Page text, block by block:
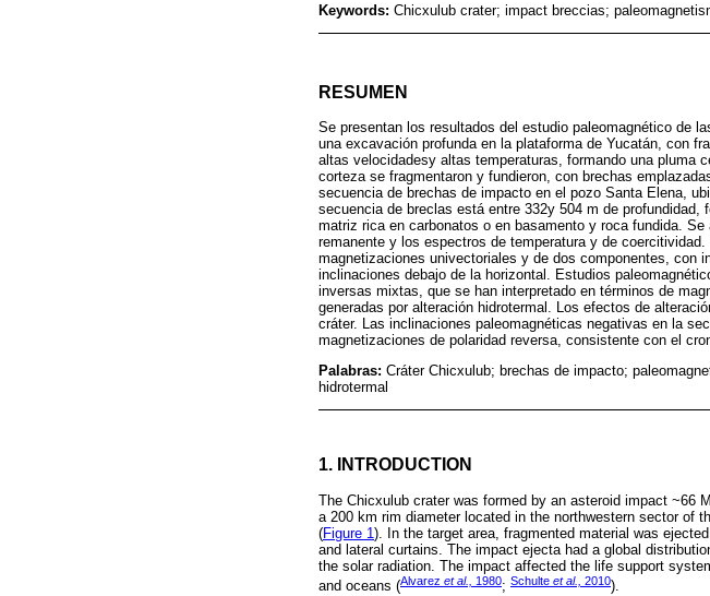
Keywords: Chicxulub crater; impact breccias;
RESUMEN
Se presentan los resultados del estudio paleomagnético de
una excavación profunda en la plataforma de Yucatán, con
altas velocidadesy altas temperaturas, formando una pluma
corteza se fragmentaron y fundieron, con brechas
secuencia de brechas de impacto en el pozo Santa Elena,
secuencia de breclas está entre 332y 504 m de
matriz rica en carbonatos o en basamento y roca fundida.
remanente y los espectros de temperatura y de
magnetizaciones univectoriales y de dos componentes, con
inclinaciones debajo de la horizontal. Estudios
inversas mixtas, que se han interpretado en términos de
generadas por alteración hidrotermal. Los efectos de
cráter. Las inclinaciones paleomagnéticas negativas en la
magnetizaciones de polaridad reversa, consistente con el
Palabras: Cráter Chicxulub; brechas de impacto;
hidrotermal
1. INTRODUCTION
The Chicxulub crater was formed by an asteroid impact ~66
a 200 km rim diameter located in the northwestern sector of
(Figure 1). In the target area, fragmented material was
and lateral curtains. The impact ejecta had a global
the solar radiation. The impact affected the life support
and oceans (Alvarez et al., 1980; Schulte et al., 2010).